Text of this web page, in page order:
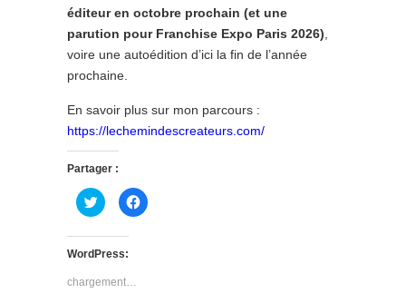
éditeur en octobre prochain (et une
parution pour Franchise Expo Paris 2026)
voire une autoédition d’ici la fin de l’année
prochaine.
En savoir plus sur mon parcours :
https://lechemindescreateurs.com/
Partager :
Cliquez
pour
partager
dans
nouvelle
fenêtre)
Cliquez
pour
WordPress:
chargement…